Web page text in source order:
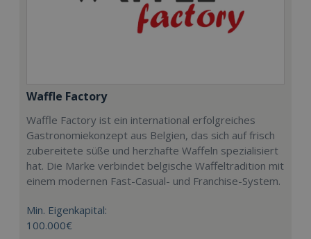
Waffle Factory
Waffle Factory ist ein international erfolgreiches
Gastronomiekonzept aus Belgien, das sich auf frisch
zubereitete süße und herzhafte Waffeln spezialisiert
hat. Die Marke verbindet belgische Waffeltradition mit
einem modernen Fast-Casual- und Franchise-System.
Min. Eigenkapital:
100.000€